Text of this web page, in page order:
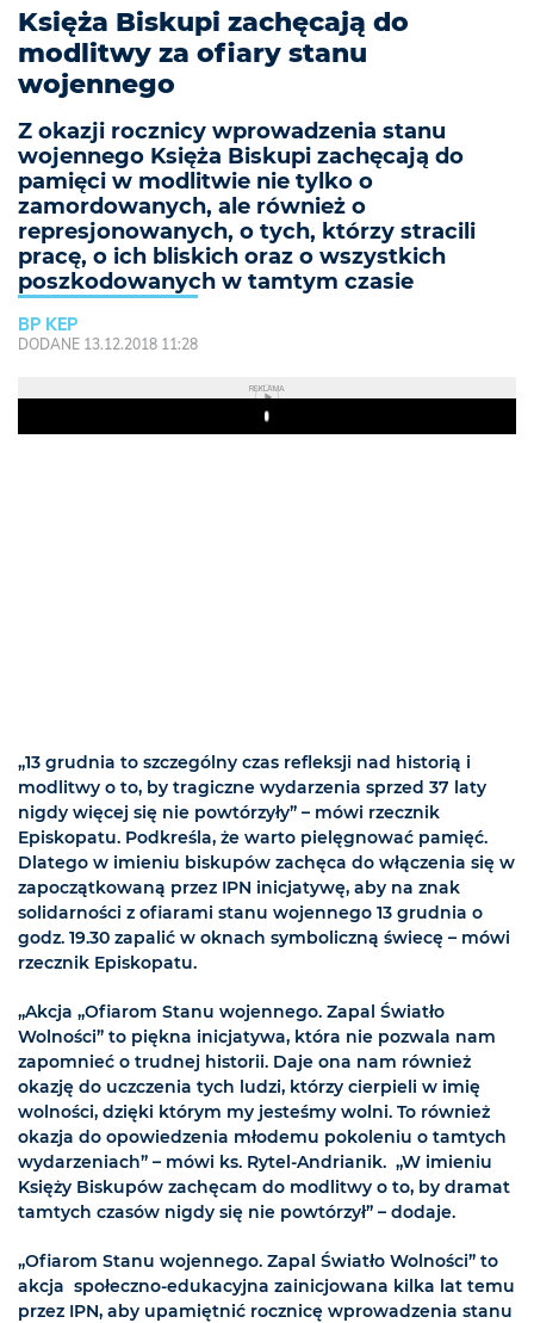
Księża Biskupi zachęcają do
modlitwy za ofiary stanu
wojennego
Z okazji rocznicy wprowadzenia stanu
wojennego Księża Biskupi zachęcają do
pamięci w modlitwie nie tylko o
zamordowanych, ale również o
represjonowanych, o tych, którzy stracili
pracę, o ich bliskich oraz o wszystkich
poszkodowanych w tamtym czasie
BP KEP
DODANE 13.12.2018 11:28
REKLAMA
Play
„13 grudnia to szczególny czas refleksji nad historią i
modlitwy o to, by tragiczne wydarzenia sprzed 37 laty
nigdy więcej się nie powtórzyły” – mówi rzecznik
Episkopatu. Podkreśla, że warto pielęgnować pamięć.
Dlatego w imieniu biskupów zachęca do włączenia się w
zapoczątkowaną przez IPN inicjatywę, aby na znak
solidarności z ofiarami stanu wojennego 13 grudnia o
godz. 19.30 zapalić w oknach symboliczną świecę – mówi
rzecznik Episkopatu.
„Akcja „Ofiarom Stanu wojennego. Zapal Światło
Wolności” to piękna inicjatywa, która nie pozwala nam
zapomnieć o trudnej historii. Daje ona nam również
okazję do uczczenia tych ludzi, którzy cierpieli w imię
wolności, dzięki którym my jesteśmy wolni. To również
okazja do opowiedzenia młodemu pokoleniu o tamtych
wydarzeniach” – mówi ks. Rytel-Andrianik. „W imieniu
Księży Biskupów zachęcam do modlitwy o to, by dramat
tamtych czasów nigdy się nie powtórzył” – dodaje.
„Ofiarom Stanu wojennego. Zapal Światło Wolności” to
akcja społeczno-edukacyjna zainicjowana kilka lat temu
przez IPN, aby upamiętnić rocznicę wprowadzenia stanu